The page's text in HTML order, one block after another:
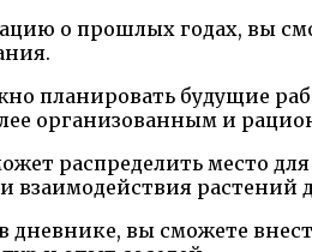
о прошлых годах, вы
планировать будущие
организованным и
распределить место
взаимодействия растений
дневнике, вы сможете